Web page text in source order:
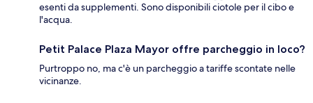
esenti da supplementi. Sono disponibili ciotole per il cibo e
l'acqua.
Petit Palace Plaza Mayor offre parcheggio in loco?
Purtroppo no, ma c'è un parcheggio a tariffe scontate nelle
vicinanze.